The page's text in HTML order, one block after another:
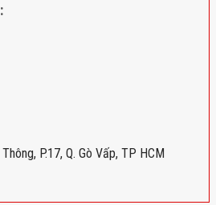
P.17, Q. Gò Vấp, TP HCM